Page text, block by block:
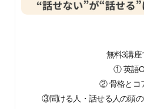
無料3講座
① 英語
② 骨格とコ
③聞ける人・話せる人の頭の